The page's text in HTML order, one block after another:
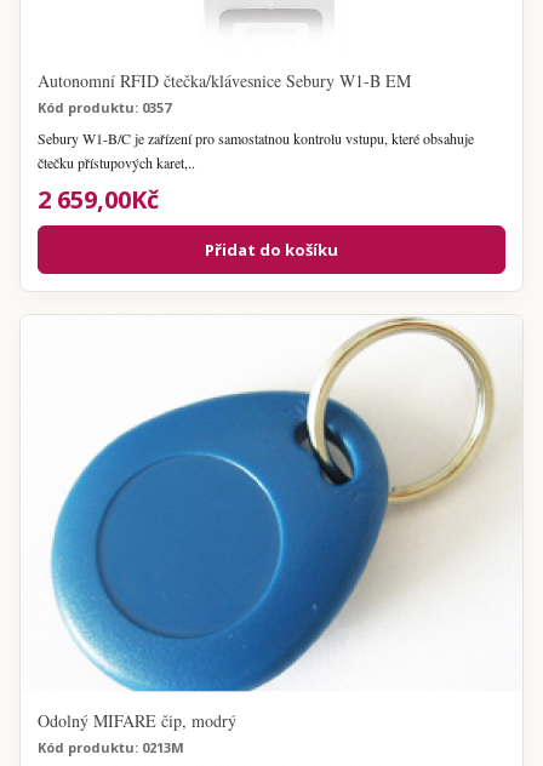
Autonomní RFID čtečka/klávesnice Sebury W1-B EM
Kód produktu: 0357
Sebury W1-B/C je zařízení pro samostatnou kontrolu vstupu, které obsahuje
čtečku přístupových karet,..
2 659,00Kč
Přidat do košíku
Odolný MIFARE čip, modrý
Kód produktu: 0213M